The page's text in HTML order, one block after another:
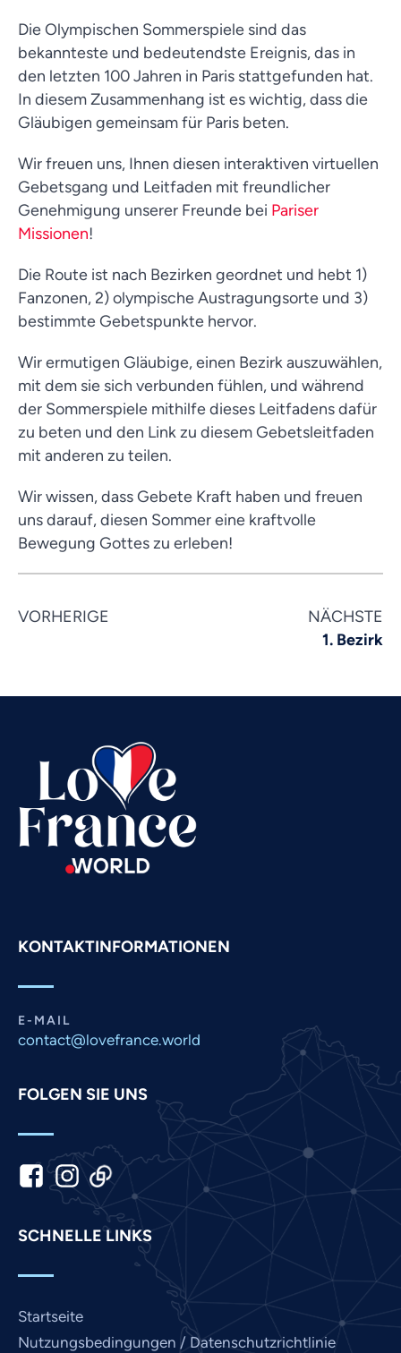
Die Olympischen Sommerspiele sind das
bekannteste und bedeutendste Ereignis, das in
den letzten 100 Jahren in Paris stattgefunden hat.
In diesem Zusammenhang ist es wichtig, dass die
Gläubigen gemeinsam für Paris beten.
Wir freuen uns, Ihnen diesen interaktiven virtuellen
Gebetsgang und Leitfaden mit freundlicher
Genehmigung unserer Freunde bei Pariser
Missionen!
Die Route ist nach Bezirken geordnet und hebt 1)
Fanzonen, 2) olympische Austragungsorte und 3)
bestimmte Gebetspunkte hervor.
Wir ermutigen Gläubige, einen Bezirk auszuwählen,
mit dem sie sich verbunden fühlen, und während
der Sommerspiele mithilfe dieses Leitfadens dafür
zu beten und den Link zu diesem Gebetsleitfaden
mit anderen zu teilen.
Wir wissen, dass Gebete Kraft haben und freuen
uns darauf, diesen Sommer eine kraftvolle
Bewegung Gottes zu erleben!
VORHERIGE
NÄCHSTE
1. Bezirk
KONTAKTINFORMATIONEN
E-MAIL
contact@lovefrance.world
FOLGEN SIE UNS
SCHNELLE LINKS
Startseite
Nutzungsbedingungen / Datenschutzrichtlinie
Japanese
Kannada
Khmer
Malay
Marathi
Nepali
Vietnamese